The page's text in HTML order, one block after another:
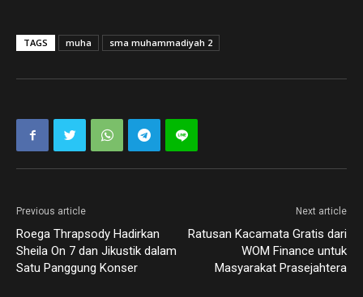
TAGS muha sma muhammadiyah 2
Previous article
Roega Thrapsody Hadirkan
Sheila On 7 dan Jikustik dalam
Satu Panggung Konser
Next article
Ratusan Kacamata Gratis dari
WOM Finance untuk
Masyarakat Prasejahtera